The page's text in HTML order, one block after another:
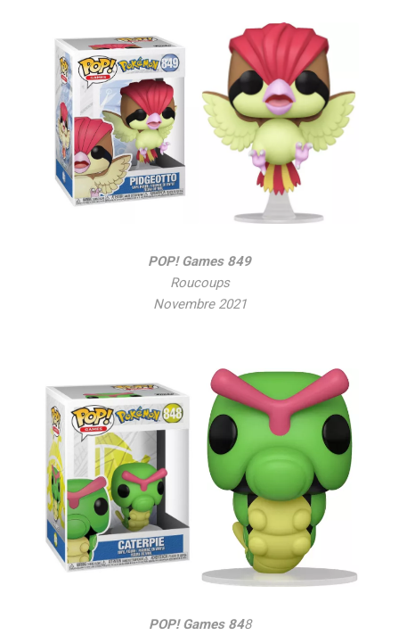
POP! Games 849
Roucoups
Novembre 2021
POP! Games 848